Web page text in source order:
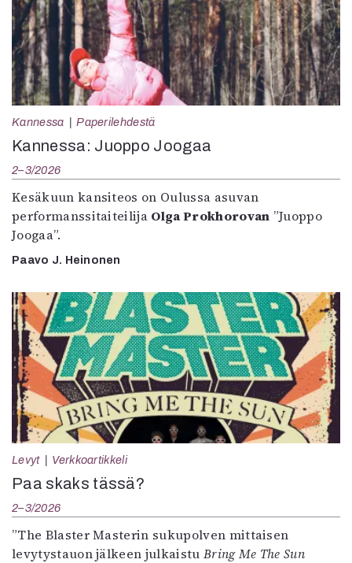
Kannessa Paperilehdestä
Kannessa: Juoppo Joogaa
2–3/2026
Kesäkuun kansiteos on Oulussa asuvan
performanssitaiteilija Olga Prokhorovan ”Juoppo
Joogaa”.
Paavo J. Heinonen
Levyt Verkkoartikkeli
Paa skaks tässä?
2–3/2026
”The Blaster Masterin sukupolven mittaisen
levytystauon jälkeen julkaistu Bring Me The Sun